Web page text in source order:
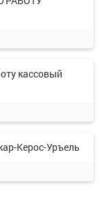
кассовый
Керос-Уръель